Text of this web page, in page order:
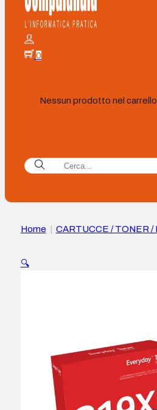
0
Nessun prodotto nel carrello.
Home CARTUCCE / TONER /
compatibile – Sostituisce
🔍